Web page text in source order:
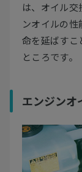
は、オイル交
ンオイルの
命を延ばすこ
ところです。
エンジンオ